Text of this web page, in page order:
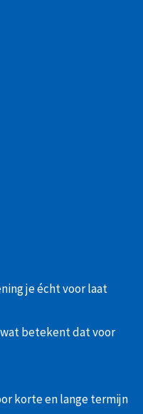
je écht voor laat
betekent dat voor
korte en lange termijn